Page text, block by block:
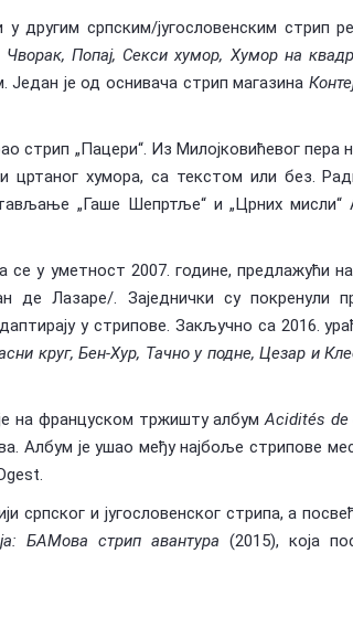
другим српским/југословенским стрип
Попај, Секси хумор, Хумор на
Један је од оснивача стрип магазина
стрип „Пацери“. Из Милојковићевог пера
цртаног хумора, са текстом или без.
„Гаше Шепртље“ и „Црних мисли“
се у уметност 2007. године, предлажући
Лазаре/. Заједнички су покренули
у стрипове. Закључно са 2016.
круг, Бен-Хур, Тачно у подне, Цезар и
на француском тржишту албумAcidités de
Албум је ушао међу најбоље стрипове
српског и југословенског стрипа, а
БАМова стрип авантура (2015), која